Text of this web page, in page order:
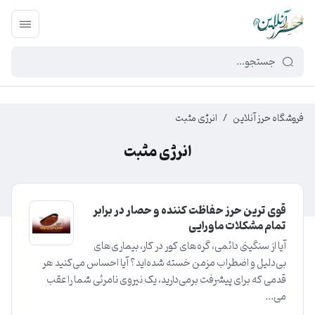
449f43cf-3da2-4422-bb12-2566cb5b8b05
فروشگاه حرز آنلاین / انرژی مثبت
انرژی مثبت
قوی ترین حرز حفاظت کننده و حصار در برابر
تمام مشکلات ماورایی
آیا از سنگینی دائمی، گره‌های کور در کار، بیماری‌های
بی‌دلیل و اضطراب مزمن خسته شده‌اید؟ آیا احساس می‌کنید هر
قدمی که برای پیشرفت برمی‌دارید، یک نیروی نامرئی شما را عقب
می...